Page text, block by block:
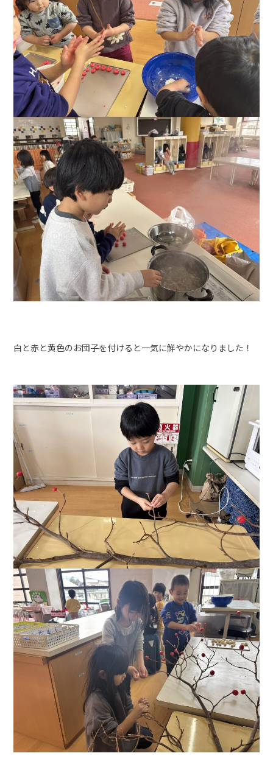
トピックス
お知らせ
くのり日記
園の概要
概要
アクセス
お問い合わせ
0238-23-9261
月曜日～金曜日／9:00～17:00
お問い合わせ
24時間受付中
白と赤と黄色のお団子を付けると一気に鮮やかになりました！